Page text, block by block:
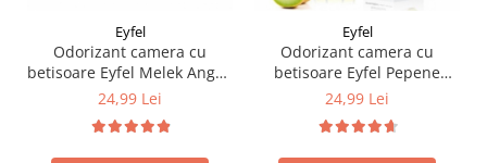
Eyfel
Odorizant camera cu
betisoare Eyfel Melek Angel,
120ml
24,99 Lei
Eyfel
Odorizant camera cu
betisoare Eyfel Pepene
Galben, 120ml
24,99 Lei